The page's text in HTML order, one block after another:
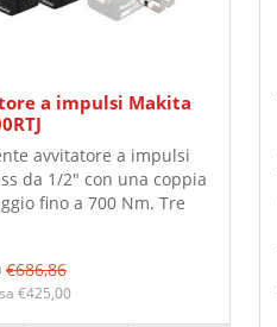
a impulsi Makita
avvitatore a impulsi
da 1/2" con una coppia
fino a 700 Nm. Tre
€686,86
€425,00